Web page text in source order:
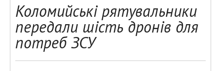
Коломийські рятувальники
передали шість дронів для
потреб ЗСУ